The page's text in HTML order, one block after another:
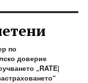
по
доверие
„RATE|